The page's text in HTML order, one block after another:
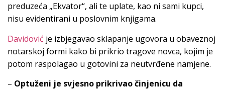
preduzeća „Ekvator“, ali te uplate, kao ni sami kupci,
nisu evidentirani u poslovnim knjigama.
Davidović je izbjegavao sklapanje ugovora u obaveznoj
notarskoj formi kako bi prikrio tragove novca, kojim je
potom raspolagao u gotovini za neutvrđene namjene.
– Optuženi je svjesno prikrivao činjenicu da